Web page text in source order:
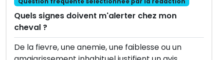
Quels signes doivent m'alerter chez mon
cheval ?
De la fievre, une anemie, une faiblesse ou un